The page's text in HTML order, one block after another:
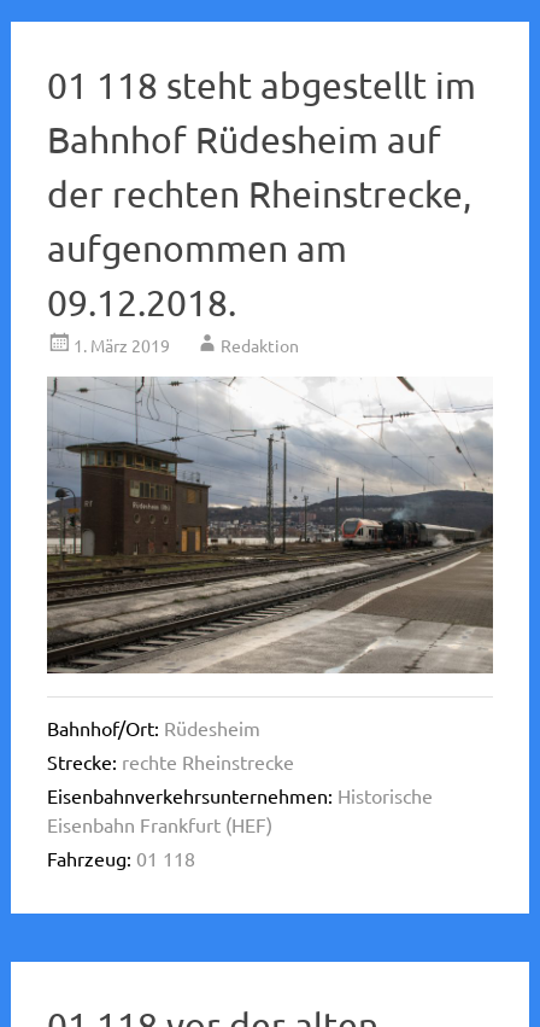
01 118 steht abgestellt im
Bahnhof Rüdesheim auf
der rechten Rheinstrecke,
aufgenommen am
09.12.2018.
1. März 2019 Redaktion
Bahnhof/Ort: Rüdesheim
Strecke: rechte Rheinstrecke
Eisenbahnverkehrsunternehmen: Historische
Eisenbahn Frankfurt (HEF)
Fahrzeug: 01 118